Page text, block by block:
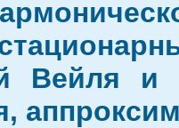
Вейля и